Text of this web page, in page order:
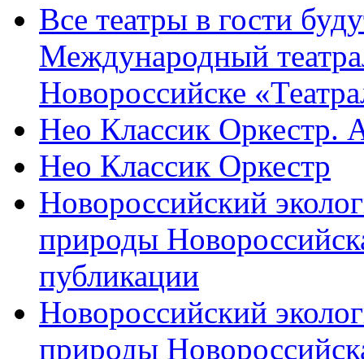
Все театры в гости
Международный
Новороссийске
Нео Классик Оркестр.
Нео Классик Оркестр
Новороссийский
природы
публикации
Новороссийский
природы